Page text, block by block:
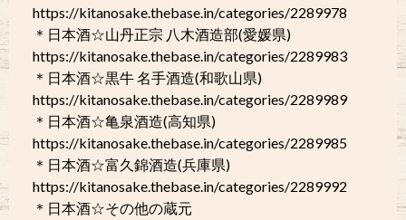
https://kitanosake.thebase.in/categories/2289978
＊日本酒☆山丹正宗 八木酒造部(愛媛県)
https://kitanosake.thebase.in/categories/2289983
＊日本酒☆黒牛 名手酒造(和歌山県)
https://kitanosake.thebase.in/categories/2289989
＊日本酒☆亀泉酒造(高知県)
https://kitanosake.thebase.in/categories/2289985
＊日本酒☆富久錦酒造(兵庫県)
https://kitanosake.thebase.in/categories/2289992
＊日本酒☆その他の蔵元